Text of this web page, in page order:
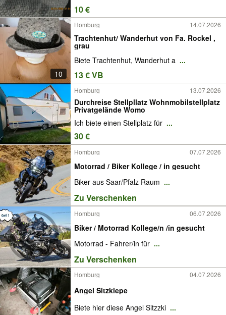
10 €
10
Homburg 14.07.2026
Trachtenhut/ Wanderhut von Fa. Rockel ,
grau
Biete Trachtenhut, Wanderhut a ...
13 € VB
Homburg 13.07.2026
Durchreise Stellpllatz Wohnmobilstellplatz
Privatgelände Womo
Ich biete einen Stellplatz für ...
30 €
Homburg 07.07.2026
Motorrad / Biker Kollege / in gesucht
Biker aus Saar/Pfalz Raum ...
Zu Verschenken
Homburg 06.07.2026
Biker / Motorrad Kollege/n /in gesucht
Motorrad - Fahrer/in für ...
Zu Verschenken
Homburg 04.07.2026
Angel Sitzkiepe
Biete hier diese Angel Sitzzki ...